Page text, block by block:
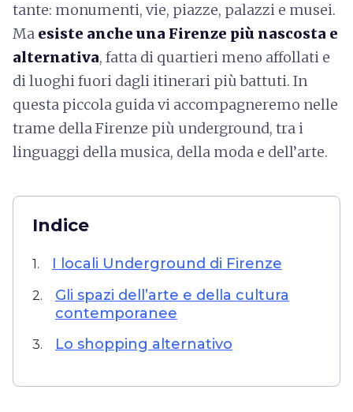
tante: monumenti, vie, piazze, palazzi e musei.
Ma esiste anche una Firenze più nascosta e
alternativa, fatta di quartieri meno affollati e
di luoghi fuori dagli itinerari più battuti. In
questa piccola guida vi accompagneremo nelle
trame della Firenze più underground, tra i
linguaggi della musica, della moda e dell’arte.
Indice
1. I locali Underground di Firenze
2.
Gli spazi dell’arte e della cultura
contemporanee
3. Lo shopping alternativo